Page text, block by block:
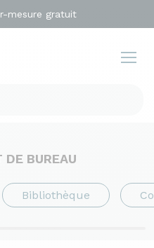
mesure gratuit
DE BUREAU
Bibliothèque